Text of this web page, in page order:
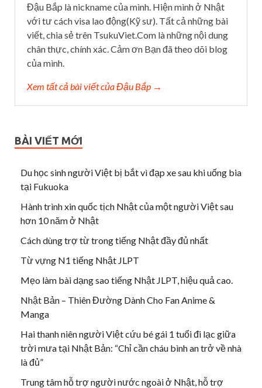
Đậu Bắp là nickname của mình. Hiện mình ở Nhật
với tư cách visa lao động(Kỹ sư). Tất cả những bài
viết, chia sẻ trên TsukuViet.Com là những nội dung
chân thực, chính xác. Cảm ơn Bạn đã theo dõi blog
của mình.
Xem tất cả bài viết của Đậu Bắp →
BÀI VIẾT MỚI
Du học sinh người Việt bị bắt vì đạp xe sau khi uống bia
tại Fukuoka
Hành trình xin quốc tịch Nhật của một người Việt sau
hơn 10 năm ở Nhật
Cách dùng trợ từ trong tiếng Nhật đầy đủ nhất
Từ vựng N1 tiếng Nhật JLPT
Mẹo làm bài dạng sao tiếng Nhật JLPT, hiệu quả cao.
Nhật Bản – Thiên Đường Dành Cho Fan Anime &
Manga
Hai thanh niên người Việt cứu bé gái 1 tuổi đi lạc giữa
trời mưa tại Nhật Bản: “Chỉ cần cháu bình an trở về nhà
là đủ”
Trung tâm hỗ trợ người nước ngoài ở Nhật, hỗ trợ